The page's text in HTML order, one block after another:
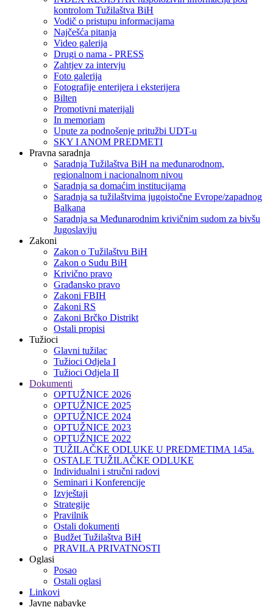
kontrolom Tužilaštva BiH
Vodič o pristupu informacijama
Najčešća pitanja
Video galerija
Drugi o nama - PRESS
Zahtjev za intervju
Foto galerija
Fotografije enterijera i eksterijera
Bilten
Promotivni materijali
In memoriam
Upute za podnošenje pritužbi UDT-u
SKY I ANOM PREDMETI
Pravna saradnja
Saradnja Tužilaštva BiH na međunarodnom,
regionalnom i nacionalnom nivou
Saradnja sa domaćim institucijama
Saradnja sa tužilaštvima jugoistočne Evrope/zapadnog
Balkana
Saradnja sa Međunarodnim krivičnim sudom za bivšu
Jugoslaviju
Zakoni
Zakon o Тužilaštvu BiH
Zakon o Sudu BiH
Krivično pravo
Građansko pravo
Zakoni FBIH
Zakoni RS
Zakoni Brčko Distrikt
Ostali propisi
Tužioci
Glavni tužilac
Tužioci Odjela I
Tužioci Odjela II
Dokumenti
OPTUŽNICE 2026
OPTUŽNICE 2025
OPTUŽNICE 2024
OPTUŽNICE 2023
OPTUŽNICE 2022
TUŽILAČKE ODLUKE U PREDMETIMA 145a.
OSTALE TUŽILAČKE ODLUKE
Individualni i stručni radovi
Seminari i Konferencije
Izvještaji
Strategije
Pravilnik
Ostali dokumenti
Budžet Tužilaštva BiH
PRAVILA PRIVATNOSTI
Oglasi
Posao
Ostali oglasi
Linkovi
Javne nabavke